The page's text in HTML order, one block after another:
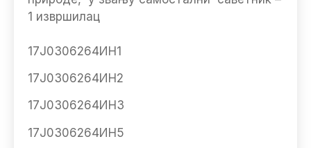
1 извршилац
17Ј0306264ИН1
17Ј0306264ИН2
17Ј0306264ИН3
17Ј0306264ИН5